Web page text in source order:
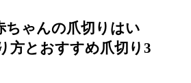
ちゃんの爪切りはい
方とおすすめ爪切り3